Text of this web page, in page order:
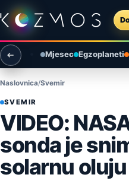
Preskoči na sadržaj
Otvori izbornik
Otvori pretragu
Mjesec Egzoplaneti
Naslovnica Svemir
SVEMIR
VIDEO:
sonda je
solarnu